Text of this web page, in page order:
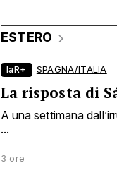
ESTERO
laR+ SPAGNA/ITALIA
La risposta di
A una settimana
...
3 ore